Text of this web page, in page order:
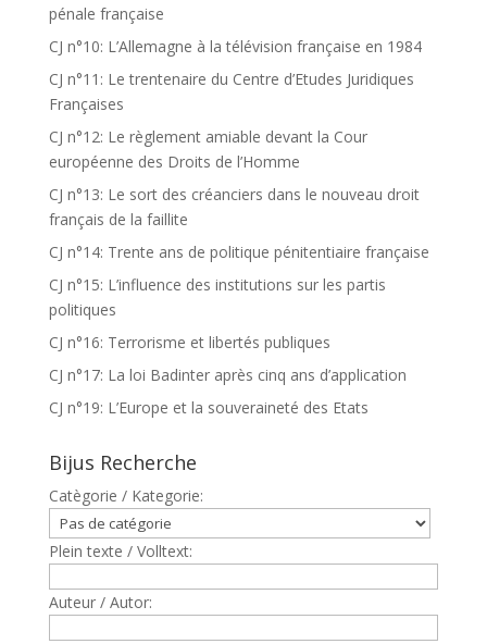
pénale française
CJ n°10: L’Allemagne à la télévision française en 1984
CJ n°11: Le trentenaire du Centre d’Etudes Juridiques
Françaises
CJ n°12: Le règlement amiable devant la Cour
européenne des Droits de l’Homme
CJ n°13: Le sort des créanciers dans le nouveau droit
français de la faillite
CJ n°14: Trente ans de politique pénitentiaire française
CJ n°15: L’influence des institutions sur les partis
politiques
CJ n°16: Terrorisme et libertés publiques
CJ n°17: La loi Badinter après cinq ans d’application
CJ n°19: L’Europe et la souveraineté des Etats
Bijus Recherche
Catègorie / Kategorie:
Plein texte / Volltext:
Auteur / Autor: